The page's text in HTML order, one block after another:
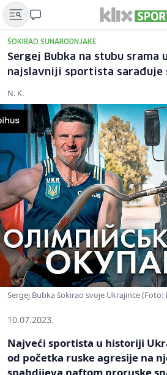
ŠOKIRAO SUNARODNJAKE
Sergej Bubka na stubu srama
najslavniji sportista sarađuje
N. K.
Sergej Bubka šokirao svoje Ukrajince (Foto:
10.07.2023.
Najveći sportista u historiji
od početka ruske agresije na
snabdijeva naftom proruske